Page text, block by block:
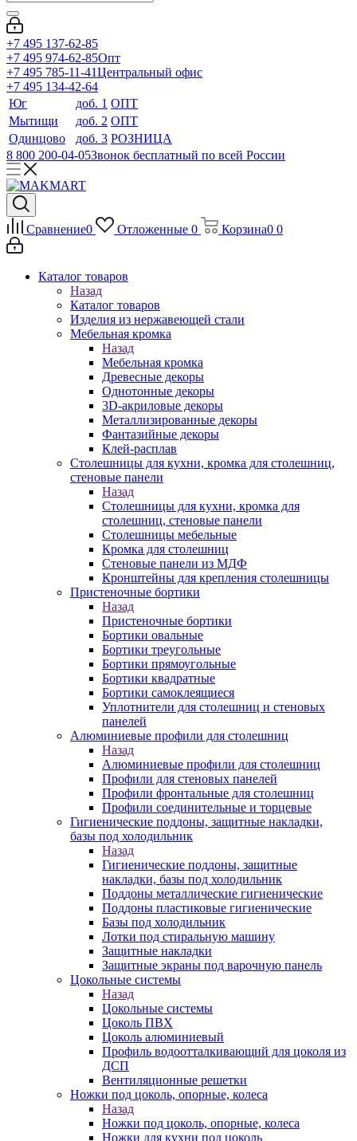
+7 495 137-62-85
+7 495 974-62-85Опт
+7 495 785-11-41Центральный офис
+7 495 134-42-64
Юг
доб. 1 ОПТ
Мытищи
доб. 2 ОПТ
Одинцово
доб. 3 РОЗНИЦА
8 800 200-04-05Звонок бесплатный по всей России
Сравнение0 Отложенные 0 Корзина0 0
Каталог товаров
Назад
Каталог товаров
Изделия из нержавеющей стали
Мебельная кромка
Назад
Мебельная кромка
Древесные декоры
Однотонные декоры
3D-акриловые декоры
Металлизированные декоры
Фантазийные декоры
Клей-расплав
Столешницы для кухни, кромка для столешниц,
стеновые панели
Назад
Столешницы для кухни, кромка для
столешниц, стеновые панели
Столешницы мебельные
Кромка для столешниц
Стеновые панели из МДФ
Кронштейны для крепления столешницы
Пристеночные бортики
Назад
Пристеночные бортики
Бортики овальные
Бортики треугольные
Бортики прямоугольные
Бортики квадратные
Бортики самоклеящиеся
Уплотнители для столешниц и стеновых
панелей
Алюминиевые профили для столешниц
Назад
Алюминиевые профили для столешниц
Профили для стеновых панелей
Профили фронтальные для столешниц
Профили соединительные и торцевые
Гигиенические поддоны, защитные накладки,
базы под холодильник
Назад
Гигиенические поддоны, защитные
накладки, базы под холодильник
Поддоны металлические гигиенические
Поддоны пластиковые гигиенические
Базы под холодильник
Лотки под стиральную машину
Защитные накладки
Защитные экраны под варочную панель
Цокольные системы
Назад
Цокольные системы
Цоколь ПВХ
Цоколь алюминиевый
Профиль водоотталкивающий для цоколя из
ДСП
Вентиляционные решетки
Ножки под цоколь, опорные, колеса
Назад
Ножки под цоколь, опорные, колеса
Ножки для кухни под цоколь